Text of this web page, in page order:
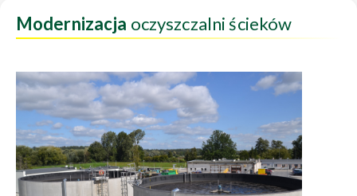
Modernizacja oczyszczalni ścieków